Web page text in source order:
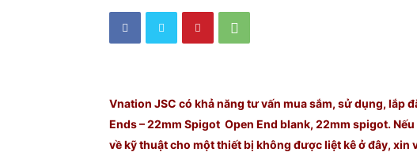
Vnation JSC có khả năng tư vấn mua sắm, sử dụng, lắp
Ends – 22mm Spigot Open End blank, 22mm spigot.
về kỹ thuật cho một thiết bị không được liệt kê ở đây, xin